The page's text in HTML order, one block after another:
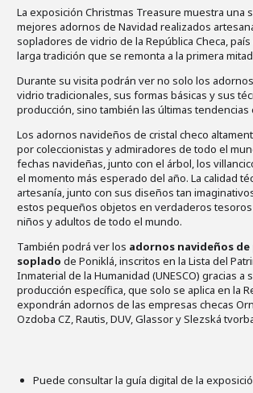
La exposición Christmas Treasure muestra una
mejores adornos de Navidad realizados
sopladores de vidrio de la República Checa,
larga tradición que se remonta a la primera
Durante su visita podrán ver no solo los
vidrio tradicionales, sus formas básicas y sus
producción, sino también las últimas tendencias
Los adornos navideños de cristal checo
por coleccionistas y admiradores de todo el
fechas navideñas, junto con el árbol, los
el momento más esperado del año. La calidad
artesanía, junto con sus diseños tan
estos pequeños objetos en verdaderos
niños y adultos de todo el mundo.
También podrá ver los adornos navideños
soplado de Poniklá, inscritos en la Lista del
Inmaterial de la Humanidad (UNESCO) gracias a
producción específica, que solo se aplica en la
expondrán adornos de las empresas checas
Ozdoba CZ, Rautis, DUV, Glassor y Slezská
Puede consultar la guía digital de la